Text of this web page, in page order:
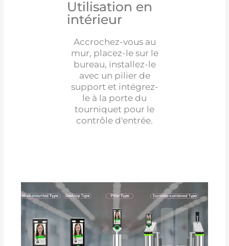
Utilisation en
intérieur
Accrochez-vous au
mur, placez-le sur le
bureau, installez-le
avec un pilier de
support et intégrez-
le à la porte du
tourniquet pour le
contrôle d'entrée.